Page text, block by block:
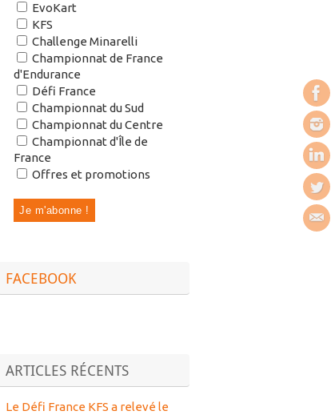
EvoKart
KFS
Challenge Minarelli
Championnat de France
d'Endurance
Défi France
Championnat du Sud
Championnat du Centre
Championnat d'Île de
France
Offres et promotions
FACEBOOK
ARTICLES RÉCENTS
Le Défi France KFS a relevé le